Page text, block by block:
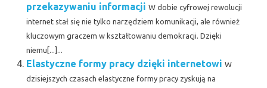
przekazywaniu informacji W dobie cyfrowej rewolucji
internet stał się nie tylko narzędziem komunikacji, ale również
kluczowym graczem w kształtowaniu demokracji. Dzięki
niemu[...]...
Elastyczne formy pracy dzięki internetowi W
dzisiejszych czasach elastyczne formy pracy zyskują na